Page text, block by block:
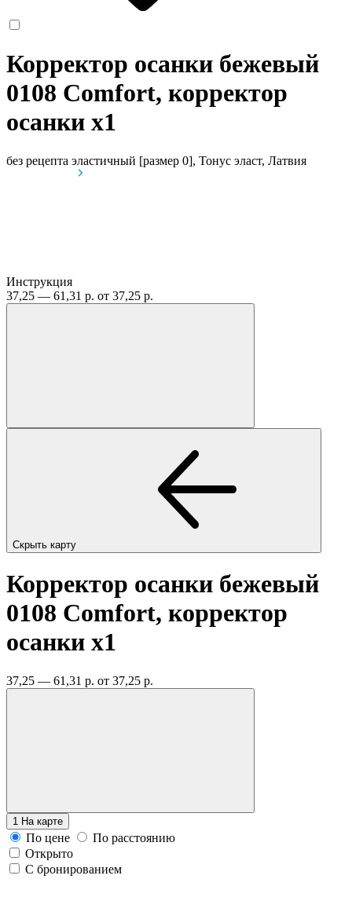
Корректор осанки бежевый
0108 Comfort, корректор
осанки x1
без рецепта эластичный [размер 0], Тонус эласт, Латвия
Инструкция
37,25 — 61,31 р. от 37,25 р.
Скрыть карту
Корректор осанки бежевый
0108 Comfort, корректор
осанки x1
37,25 — 61,31 р. от 37,25 р.
1 На карте
По цене
По расстоянию
Открыто
С бронированием